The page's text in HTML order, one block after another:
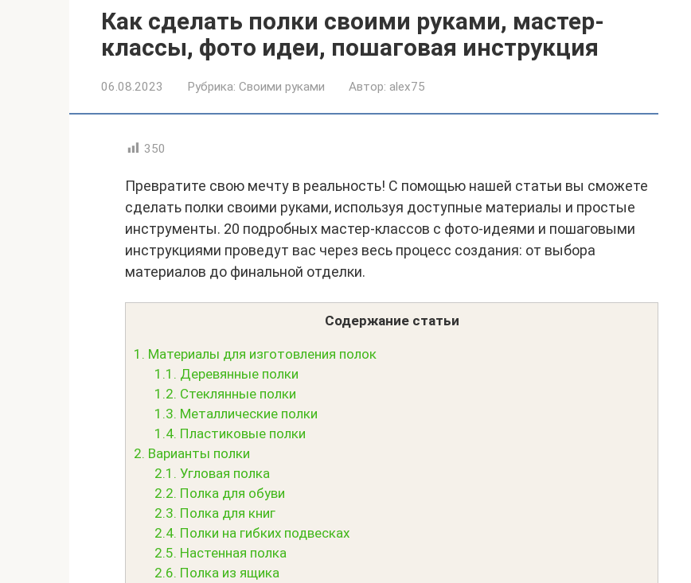
Как сделать полки своими руками, мастер-
классы, фото идеи, пошаговая инструкция
06.08.2023 Рубрика: Своими руками Автор: alex75
350
Превратите свою мечту в реальность! С помощью нашей статьи вы сможете
сделать полки своими руками, используя доступные материалы и простые
инструменты. 20 подробных мастер-классов с фото-идеями и пошаговыми
инструкциями проведут вас через весь процесс создания: от выбора
материалов до финальной отделки.
Содержание статьи
1. Материалы для изготовления полок
1.1. Деревянные полки
1.2. Стеклянные полки
1.3. Металлические полки
1.4. Пластиковые полки
2. Варианты полки
2.1. Угловая полка
2.2. Полка для обуви
2.3. Полка для книг
2.4. Полки на гибких подвесках
2.5. Настенная полка
2.6. Полка из ящика